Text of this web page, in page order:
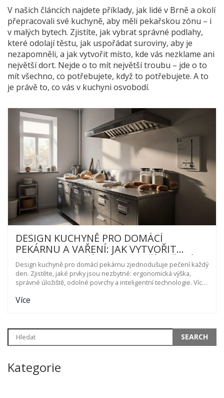
V našich článcích najdete příklady, jak lidé v Brně a okolí
přepracovali své kuchyně, aby měli pekařskou zónu – i
v malých bytech. Zjistíte, jak vybrat správné podlahy,
které odolají těstu, jak uspořádat suroviny, aby je
nezapomněli, a jak vytvořit místo, kde vás nezklame ani
největší dort. Nejde o to mít největší troubu – jde o to
mít všechno, co potřebujete, když to potřebujete. A to
je právě to, co vás v kuchyni osvobodí.
DESIGN KUCHYNĚ PRO DOMÁCÍ
PEKÁRNU A VAŘENÍ: JAK VYTVOŘIT
PROSTOR, KTERÝ ZJEDNODUŠÍ PEČENÍ
KAŽDÝ DEN
Design kuchyně pro domácí pekárnu zjednodušuje pečení každý
den. Zjistěte, jaké prvky jsou nezbytné: ergonomická výška,
správné úložiště, odolné povrchy a inteligentní technologie. Více
Více
Kategorie